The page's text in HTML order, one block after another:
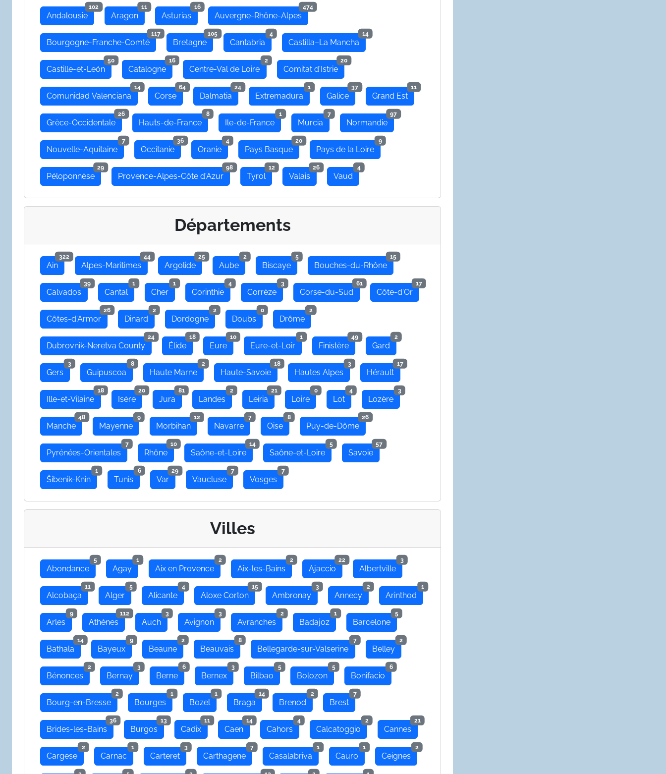
Andalousie
102
Aragon
11
Asturias
16
Auvergne-Rhône-Alpes
474
Bourgogne-Franche-Comté
117
Bretagne
105
Cantabria
4
Castilla–La Mancha
14
Castille-et-León
50
Catalogne
16
Centre-Val de Loire
2
Comitat d'Istrie
20
Comunidad Valenciana
14
Corse
64
Dalmatia
24
Extremadura
1
Galice
37
Grand Est
11
Grèce-Occidentale
26
Hauts-de-France
8
Ile-de-France
1
Murcia
7
Normandie
97
Nouvelle-Aquitaine
7
Occitanie
36
Oranie
4
Pays Basque
20
Pays de la Loire
9
Péloponnèse
29
Provence-Alpes-Côte d'Azur
98
Tyrol
12
Valais
26
Vaud
4
Départements
Ain
322
Alpes-Maritimes
44
Argolide
25
Aube
2
Biscaye
5
Bouches-du-Rhône
15
Calvados
39
Cantal
1
Cher
1
Corinthie
4
Corrèze
3
Corse-du-Sud
61
Côte-d'Or
17
Côtes-d'Armor
26
Dinard
2
Dordogne
2
Doubs
0
Drôme
2
Dubrovnik-Neretva County
24
Élide
18
Eure
10
Eure-et-Loir
1
Finistère
49
Gard
2
Gers
3
Guipuscoa
8
Haute Marne
2
Haute-Savoie
18
Hautes Alpes
3
Hérault
17
Ille-et-Vilaine
18
Isère
20
Jura
81
Landes
2
Leiria
21
Loire
0
Lot
4
Lozère
3
Manche
48
Mayenne
9
Morbihan
12
Navarre
7
Oise
8
Puy-de-Dôme
26
Pyrénées-Orientales
7
Rhône
10
Saône-et-Loire
14
Saône-et-Loire
5
Savoie
57
Šibenik-Knin
1
Tunis
6
Var
29
Vaucluse
7
Vosges
7
Villes
Abondance
5
Agay
1
Aix en Provence
2
Aix-les-Bains
2
Ajaccio
22
Albertville
3
Alcobaça
11
Alger
5
Alicante
4
Aloxe Corton
15
Ambronay
3
Annecy
2
Arinthod
1
Arles
9
Athènes
112
Auch
3
Avignon
3
Avranches
2
Badajoz
1
Barcelone
5
Bathala
14
Bayeux
9
Beaune
2
Beauvais
8
Bellegarde-sur-Valserine
7
Belley
2
Bénonces
2
Bernay
3
Berne
6
Bernex
3
Bilbao
5
Bolozon
5
Bonifacio
6
Bourg-en-Bresse
2
Bourges
1
Bozel
1
Braga
14
Brenod
2
Brest
7
Brides-les-Bains
36
Burgos
13
Cadix
11
Caen
14
Cahors
4
Calcatoggio
2
Cannes
21
Cargese
2
Carnac
1
Carteret
3
Carthagene
7
Casalabriva
1
Cauro
1
Ceignes
2